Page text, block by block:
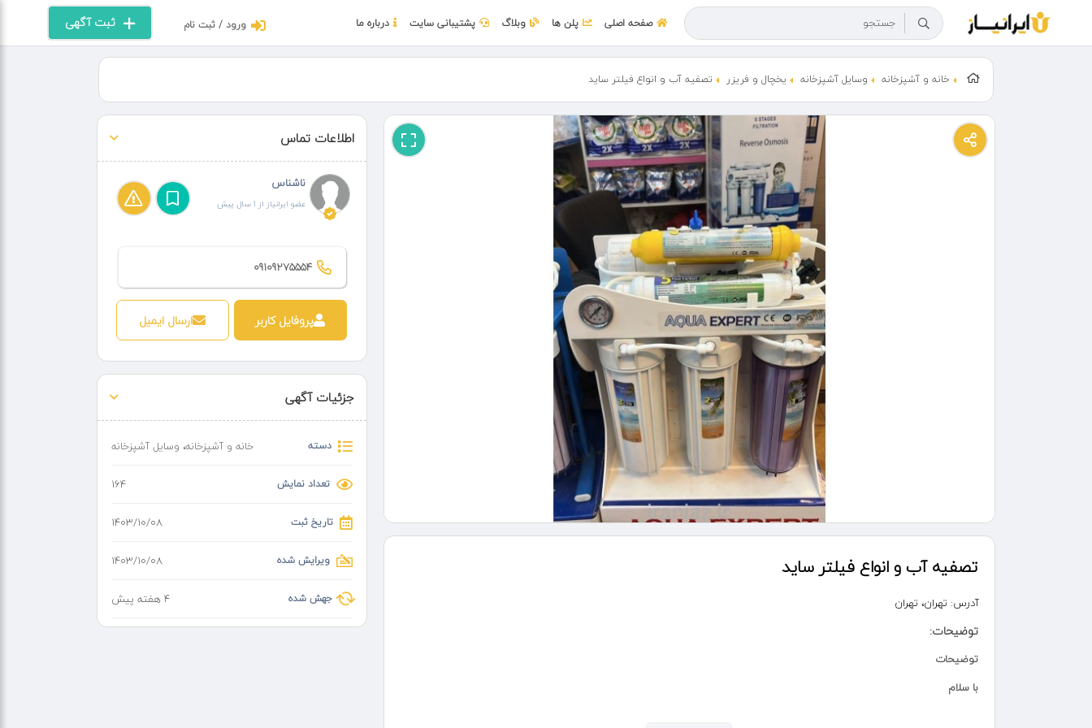
ثبت آگهی ورود / ثبت نام صفحه اصلی پلن ها وبلاگ پشتیبانی سایت درباره ما
خانه و آشپزخانه وسایل آشپزخانه یخچال و فریزر تصفیه آب و انواع فیلتر ساید
تصفیه آب و انواع فیلتر ساید
آدرس: تهران، تهران
توضیحات:
توضیحات
با سلام
اطلاعات تماس
ناشناس
عضو ایرانیاز از 1 سال پیش
09109275554
پروفایل کاربر ارسال ایمیل
جزئیات آگهی
دسته خانه و آشپزخانه، وسایل آشپزخانه
تعداد نمایش 164
تاریخ ثبت ۱۴۰۳/۱۰/۰۸
ویرایش شده ۱۴۰۳/۱۰/۰۸
جهش شده 4 هفته پیش